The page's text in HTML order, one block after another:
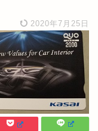
2020年7月25日